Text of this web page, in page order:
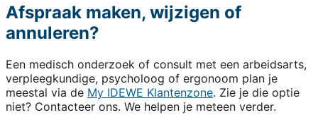
Afspraak maken, wijzigen of
annuleren?
Een medisch onderzoek of consult met een arbeidsarts,
verpleegkundige, psycholoog of ergonoom plan je
meestal via de My IDEWE Klantenzone. Zie je die optie
niet? Contacteer ons. We helpen je meteen verder.